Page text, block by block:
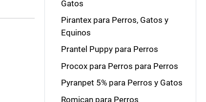
Gatos
Pirantex para Perros, Gatos y
Equinos
Prantel Puppy para Perros
Procox para Perros para Perros
Pyranpet 5% para Perros y Gatos
Romican para Perros